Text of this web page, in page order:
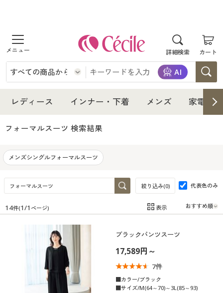
詳細検索 カート
商品を探す
レディース
レディースファッション
女性下着
インナー・下着
インナー・下着通販すべて
女性下着
メンズ下着
ジュニア・ティーンズ下着
メンズ
メンズ通販すべて
メンズファッション
メンズ下着
家電・雑貨
家電・雑貨すべて
家電
キッチン・雑貨・日用品
寝具・インテリア・家具
寝具・インテリア・家具通販すべて
寝具・ベッド
美容・健康
美容・健康通販すべて
美容・健康・サプリメント
制服・スクール
制服・スクールすべて
制服・学生服
大きいサイズ
大きいサイズ通販すべて
レディース インナー・下着 メンズ 家電・
フォーマルスーツ 検索結果
メンズシングルフォーマルスーツ
絞り込み(0) 代表色のみ
在庫 在庫のある商品のみ表示
14件(1/1 ページ) 表示
ブラックパンツスーツ
17,589円～
7件
■カラー/ブラック
■サイズ/M(64～70)～3L(85～93)